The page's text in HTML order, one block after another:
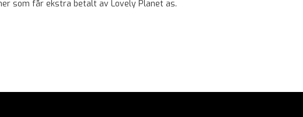
som får ekstra betalt av Lovely Planet as.